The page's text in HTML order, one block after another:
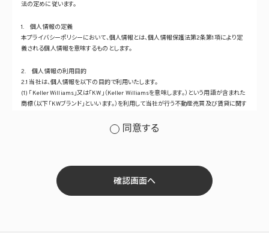
法の定めに従います。
1. 個人情報の定義
本プライバシーポリシーにおいて、個人情報とは、個人情報保護法第2条第1項により定
義される個人情報を意味するものとします。
2. 個人情報の利用目的
2.1 当社は、個人情報を以下の目的で利用いたします。
(1) 「Keller Williams」又は「KW」（Keller Williamsを意味します。）という用語が含まれた
商標（以下「KWブランド」といいます。）を利用して当社が行う不動産売買及び賃貸に関す
(2) 当社サービス及び当社がKWブランドのライセンスを行う対象となる事業者（サブラ
(3) 当社の商品、サービス等のご案内のため
(4) 当社サービスに関する当社の規約、ポリシー等（以下「規約等」といいます。）に違反す
る行為に対する対応のため
(7) ①KWブランドのライセンサー（以下「KWライセンサー」といいます。）、②KWブランド
同意する
確認画面へ